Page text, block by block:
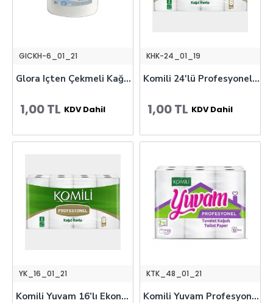
GICKH-6_01_21
Glora Içten Çekmeli Kağıt Havlu
1,00 TL KDV Dahil
KHK-24_01_19
Komili 24'lü Profesyonel Havlu Kağıt
1,00 TL KDV Dahil
YK_16_01_21
Komili Yuvam 16’lı Ekonomik Tuvalet Kağıdı
KTK_48_01_21
Komili Yuvam Profesyonel Ekonomik Tuvalet Kağıdı